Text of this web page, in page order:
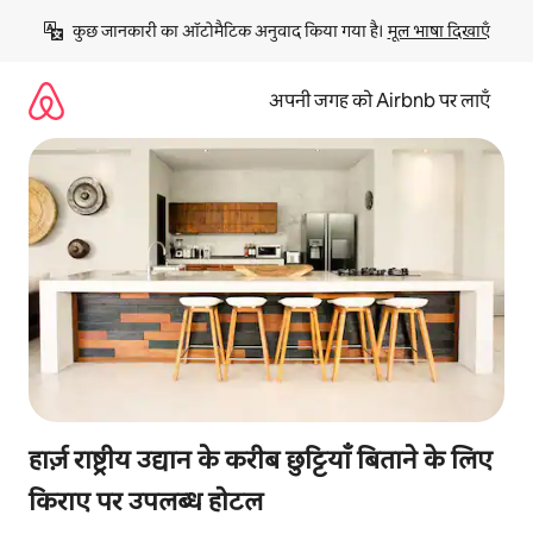
छोड़कर
कॉन्टेंट
कुछ जानकारी का ऑटोमैटिक अनुवाद किया गया है। मूल भाषा दिखाएँ
अपनी जगह को Airbnb पर लाएँ
हार्ज़ राष्ट्रीय उद्यान के करीब छुट्टियाँ बिताने के लिए
किराए पर उपलब्ध होटल